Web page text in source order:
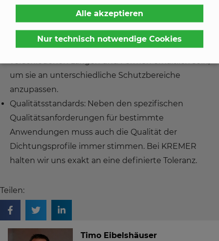
Alle akzeptieren
Nur technisch notwendige Cookies
Temperaturbereich: Im Allgemeinen kann TPE bei
Temperaturen zwischen -50 und +120°C verwendet
werden.
Anpassungsfähigkeit: Die Profile sollten in
verschiedenen Längen und Formen erhältlich sein,
um sie an unterschiedliche Schutzbereiche
anzupassen.
Qualitätsstandards: Neben den spezifischen
Qualitätsanforderungen für bestimmte
Anwendungen muss auch die Qualität der
Dichtungsprofile immer stimmen. Bei KREMER
halten wir uns exakt an eine definierte Toleranz.
Teilen:
Timo Eibelshäuser